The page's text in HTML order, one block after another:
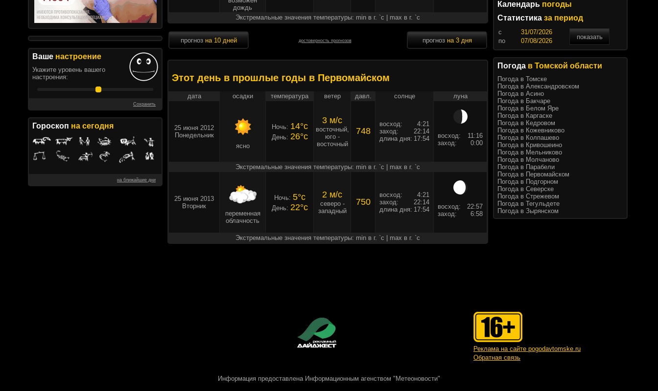
Ваше настроение
Укажите уровень вашего
настроения:
Сохранить
Гороскоп на сегодня
на ближайшие дни
дождь
Экстремальные значения температуры: min в г. `c | max в г. `c
прогноз на 10 дней достоверность прогнозов прогноз на 3 дня
Этот день в прошлые годы в Первомайском
дата осадки температура ветер давл. солнце луна
25 июня 2012
Понедельник
ясно
Ночь: 14°c
День: 26°c
3 м/c
восточный,
юго -
восточный
748
восход:
4:21
заход:
22:14
длина дня: 17:54 восход:
11:16
заход:
0:00
Экстремальные значения температуры: min в г. `c | max в г. `c
25 июня 2013
Вторник
переменная
облачность
Ночь: 5°c
День: 22°c
2 м/c
северо -
западный
750
восход:
4:21
заход:
22:14
длина дня: 17:54 восход:
22:57
заход:
6:58
Экстремальные значения температуры: min в г. `c | max в г. `c
Календарь погоды
Статистика за период
c
показать
по
Погода в Томской области
Погода в Томске
Погода в Александровском
Погода в Асино
Погода в Бакчаре
Погода в Белом Яре
Погода в Каргаске
Погода в Кедровом
Погода в Кожевниково
Погода в Колпашево
Погода в Кривошеино
Погода в Мельниково
Погода в Молчаново
Погода в Парабели
Погода в Первомайском
Погода в Подгорном
Погода в Северске
Погода в Стрежевом
Погода в Тегульдете
Погода в Зырянском
Реклама на сайте pogodavtomske.ru
Обратная связь
Информация предоставлена Информационным агенством "Метеоновости"